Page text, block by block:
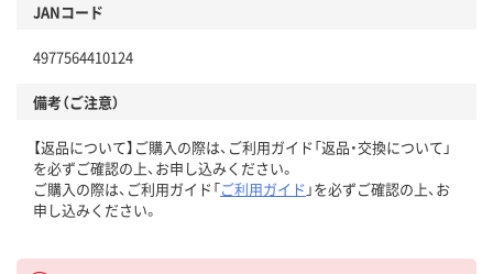
JANコード
4977564410124
備考（ご注意）
【返品について】ご購入の際は、ご利用ガイド「返品・交換について」
を必ずご確認の上、お申し込みください。
ご購入の際は、ご利用ガイド「ご利用ガイド 」を必ずご確認の上、お
申し込みください。